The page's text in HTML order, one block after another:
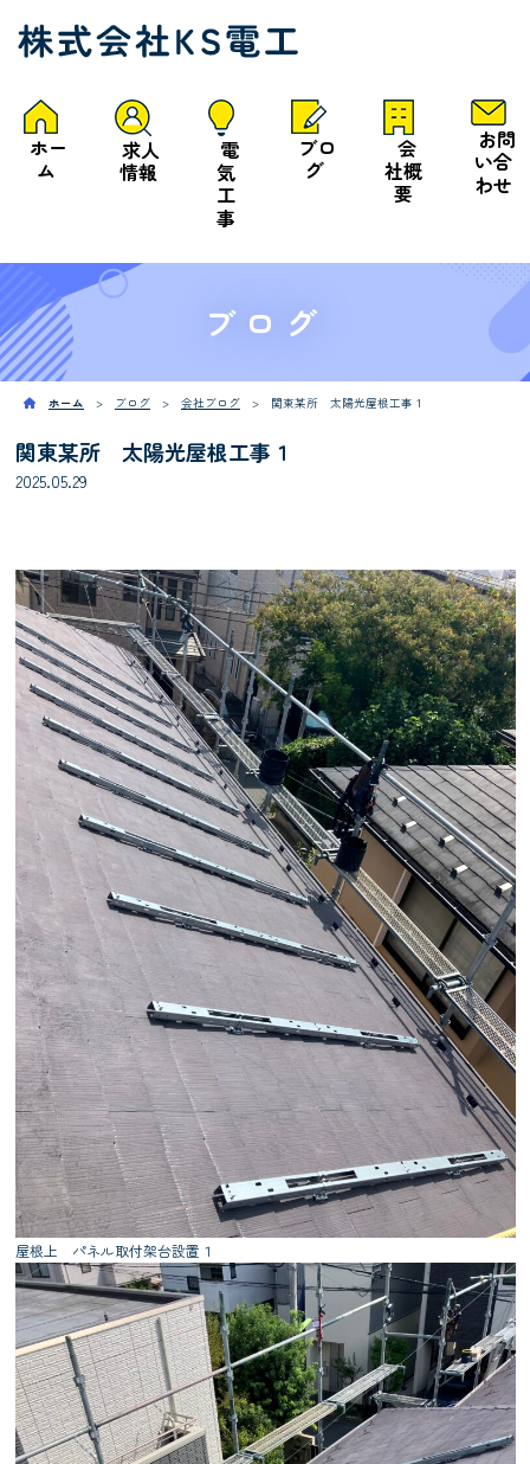
ホー
ム
求人
情報
電
気
工
事
ブロ
グ
会
社概
要
お問
い合
わせ
ブログ
ホーム ブログ 会社ブログ 関東某所 太陽光屋根工事１
関東某所 太陽光屋根工事１
2025.05.29
屋根上 パネル取付架台設置１